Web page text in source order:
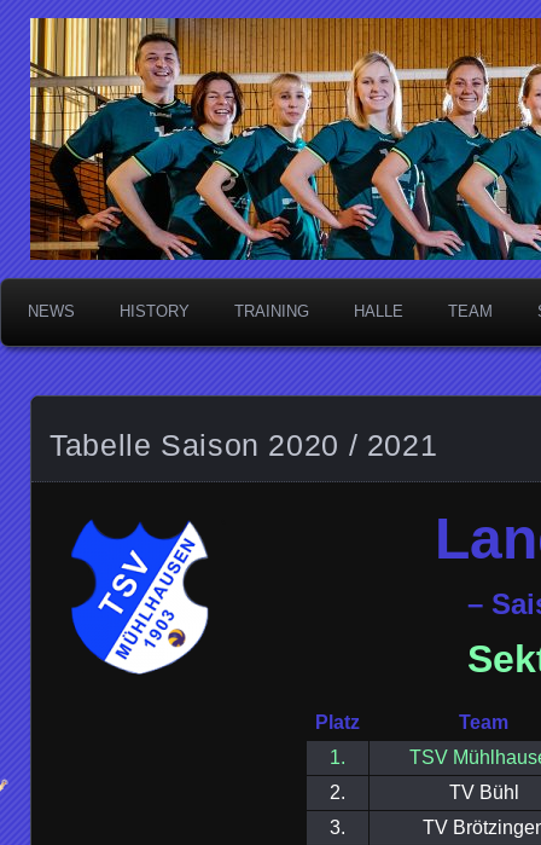
Die Sektschnecken
NEWS HISTORY TRAINING HALLE TEAM
Tabelle Saison 2020 / 2021
–
Platz
Team
1.
TSV
2.
TV Bühl
3.
TV